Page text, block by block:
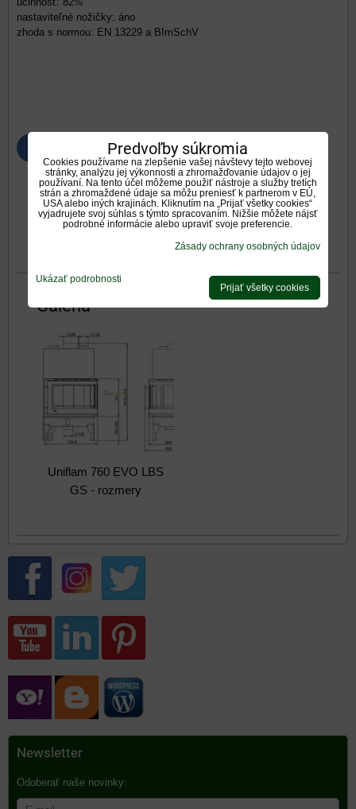
nastaviteľné nožičky: áno
zhoda s normou: EN 13229 a BImSchV
BlueskyPinterestReddit LinkedInWhatsApp
mail
Galéria Doplnkové informácie
Recenzie 0 Diskusia 0
Galéria
Uniflam 760 EVO LBS
GS - rozmery
Newsletter
Odoberať naše novinky:
Predvoľby súkromia
Cookies používame na zlepšenie vašej návštevy tejto webovej
stránky, analýzu jej výkonnosti a zhromažďovanie údajov o jej
používaní. Na tento účel môžeme použiť nástroje a služby tretích
strán a zhromaždené údaje sa môžu preniesť k partnerom v EÚ,
USA alebo iných krajinách. Kliknutím na „Prijať všetky cookies“
vyjadrujete svoj súhlas s týmto spracovaním. Nižšie môžete nájsť
podrobné informácie alebo upraviť svoje preferencie.
Zásady ochrany osobných údajov
Ukázať podrobnosti
Prijať všetky cookies